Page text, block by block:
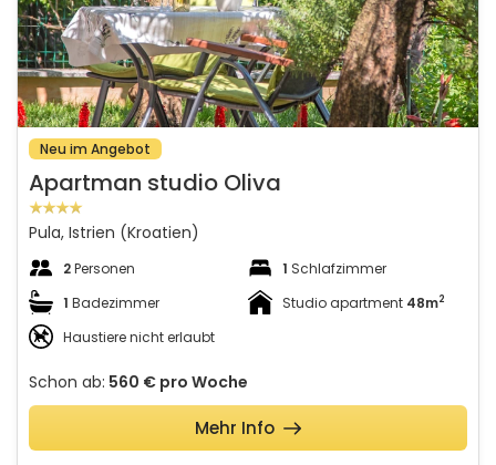
Neu im Angebot
Apartman studio Oliva
Pula, Istrien (Kroatien)
2Personen 1 Schlafzimmer
1 Badezimmer Studio apartment 48m2
Haustiere nicht erlaubt
Schon ab: 560 € pro Woche
Mehr Info